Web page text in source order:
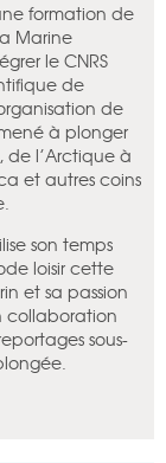
formation de
Marine
le CNRS
de
de
à plonger
de l’Arctique à
et autres coins
son temps
loisir cette
et sa passion
collaboration
sous-